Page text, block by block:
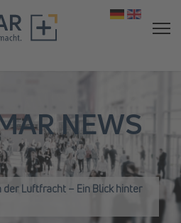
NEWS
Luftfracht – Ein Blick hinter
Select your